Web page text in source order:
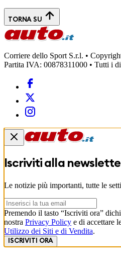
TORNA SU
Corriere dello Sport S.r.l. •
Partita IVA: 00878311000 • Tutti i
Iscriviti alla
Le notizie più importanti, tutte le
Premendo il tasto “Iscriviti ora”
nostra Privacy Policy e di accettare
Utilizzo dei Siti e di Vendita.
ISCRIVITI ORA